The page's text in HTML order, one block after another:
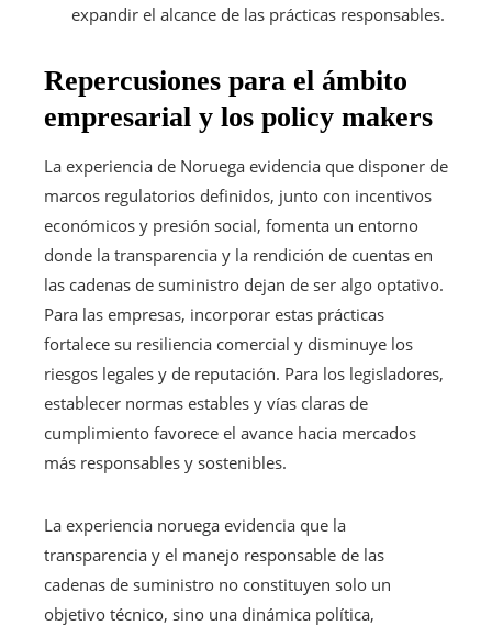
expandir el alcance de las prácticas responsables.
Repercusiones para el ámbito
empresarial y los policy makers
La experiencia de Noruega evidencia que disponer de
marcos regulatorios definidos, junto con incentivos
económicos y presión social, fomenta un entorno
donde la transparencia y la rendición de cuentas en
las cadenas de suministro dejan de ser algo optativo.
Para las empresas, incorporar estas prácticas
fortalece su resiliencia comercial y disminuye los
riesgos legales y de reputación. Para los legisladores,
establecer normas estables y vías claras de
cumplimiento favorece el avance hacia mercados
más responsables y sostenibles.
La experiencia noruega evidencia que la
transparencia y el manejo responsable de las
cadenas de suministro no constituyen solo un
objetivo técnico, sino una dinámica política,